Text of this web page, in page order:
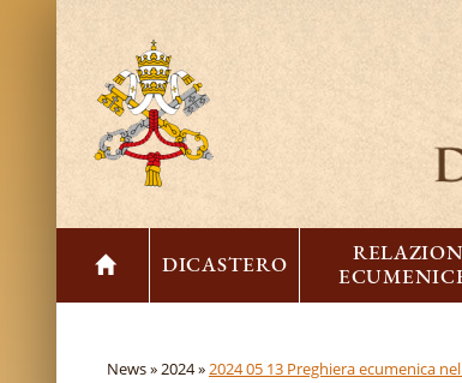
DICASTERO
News »2024 »2024 05 13 Preghiera ecumenica